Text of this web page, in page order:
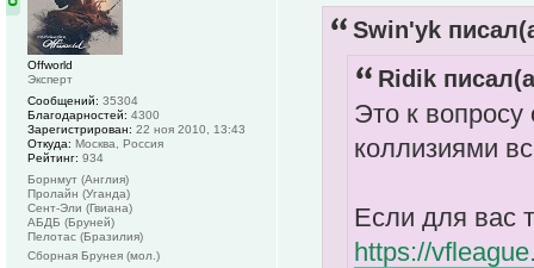
Swin'yk
Ridik
Это к вопросу
коллизиями
Если для вас
https://
Offworld
Эксперт
Сообщений: 35304
Благодарностей: 4300
Зарегистрирован: 22 ноя 2010, 13:43
Откуда: Москва, Россия
Рейтинг: 934
Борнмут (Англия)
Пролайн (Уганда)
Сент-Эли (Гвиана)
АБДБ (Бруней)
Пелотас (Бразилия)
Сборная Брунея (мол.)